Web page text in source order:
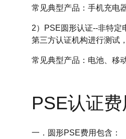
常见典型产品：手机充电
2）PSE圆形认证--非特定
第三方认证机构进行测试
常见典型产品：电池、移
PSE认证
一．圆形PSE费用包含：